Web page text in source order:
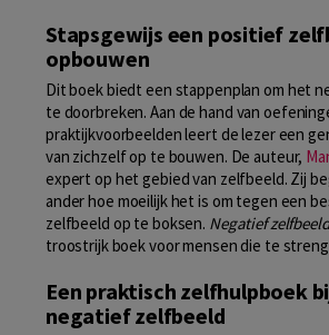
Stapsgewijs een positief
opbouwen
Dit boek biedt een stappenplan om het
te doorbreken. Aan de hand van
praktijkvoorbeelden leert de lezer een
van zichzelf op te bouwen. De auteur,
expert op het gebied van zelfbeeld. Zij
ander hoe moeilijk het is om tegen een
zelfbeeld op te boksen. Negatief zelfbeeld
troostrijk boek voor mensen die te
Een praktisch zelfhulpboek
negatief zelfbeeld